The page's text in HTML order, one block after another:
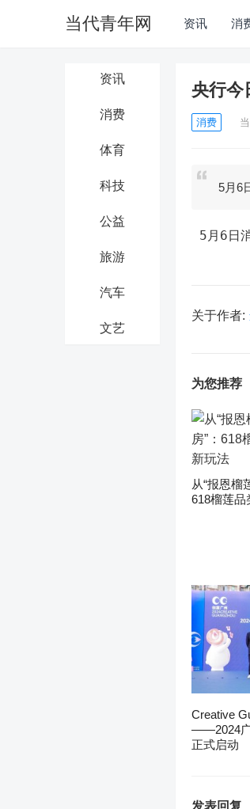
当代青年网 资讯 消
资讯
消费
体育
科技
公益
旅游
汽车
文艺
央行今
消费
5月6
5月6日
关于作者:
为您推荐
从“报恩榴
618榴莲品
Creative
——2024广
正式启动
发表回复